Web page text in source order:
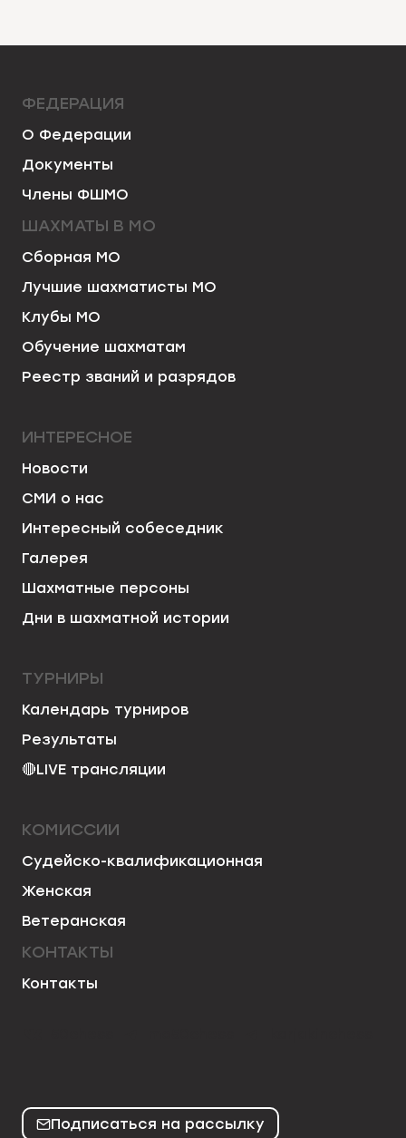
ФЕДЕРАЦИЯ
О Федерации
Документы
Члены ФШМО
ШАХМАТЫ В МО
Сборная МО
Лучшие шахматисты МО
Клубы МО
Обучение шахматам
Реестр званий и разрядов
ИНТЕРЕСНОЕ
Новости
СМИ о нас
Интересный собеседник
Галерея
Шахматные персоны
Дни в шахматной истории
ТУРНИРЫ
Календарь турниров
Результаты
🔴LIVE трансляции
КОМИССИИ
Судейско-квалификационная
Женская
Ветеранская
КОНТАКТЫ
Контакты
Подписаться на рассылку